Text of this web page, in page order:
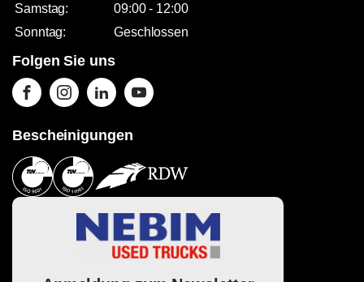
Samstag:
09:00 - 12:00
Sonntag:
Geschlossen
Folgen Sie uns
Bescheinigungen